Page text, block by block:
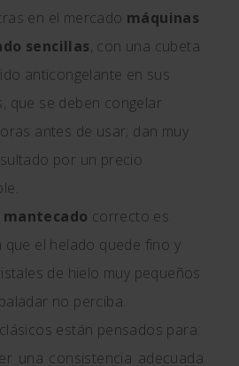
en el mercado máquinas
sencillas, con una cubeta
anticongelante en sus
que se deben congelar
antes de usar; dan muy
por un precio
correcto es
que el helado quede fino y
de hielo muy pequeños
no perciba.
están pensados para:
una consistencia adecuada